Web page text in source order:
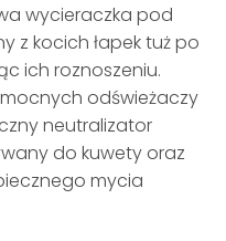
wycieraczka pod
z kocich łapek tuż po
ich roznoszeniu.
odświeżaczy
neutralizator
do kuwety oraz
mycia